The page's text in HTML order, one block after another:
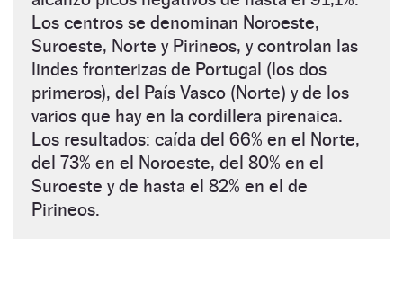
Los centros se denominan Noroeste,
Suroeste, Norte y Pirineos, y controlan las
lindes fronterizas de Portugal (los dos
primeros), del País Vasco (Norte) y de los
varios que hay en la cordillera pirenaica.
Los resultados: caída del 66% en el Norte,
del 73% en el Noroeste, del 80% en el
Suroeste y de hasta el 82% en el de
Pirineos.